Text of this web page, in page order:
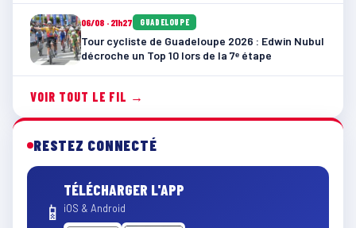
06/08 · 21h27 GUADELOUPE
Tour cycliste de Guadeloupe 2026 : Edwin Nubul
décroche un Top 10 lors de la 7ᵉ étape
VOIR TOUT LE FIL →
RESTEZ CONNECTÉ
📱
TÉLÉCHARGER L'APP
iOS & Android